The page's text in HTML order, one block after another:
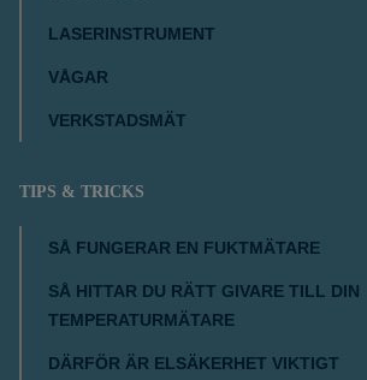
LASERINSTRUMENT
VÅGAR
VERKSTADSMÄT
TIPS & TRICKS
SÅ FUNGERAR EN FUKTMÄTARE
SÅ HITTAR DU RÄTT GIVARE TILL DIN
TEMPERATURMÄTARE
DÄRFÖR ÄR ELSÄKERHET VIKTIGT